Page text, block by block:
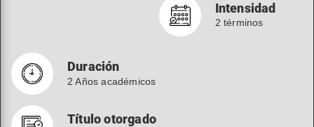
Duración
2 Años académicos
Intensidad
2 términos
Título otorgado